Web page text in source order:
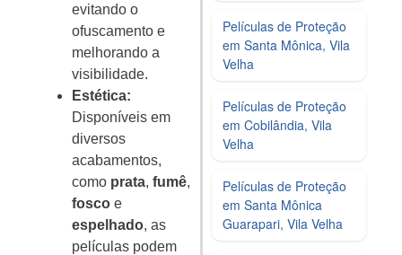
evitando o
ofuscamento e
melhorando a
visibilidade.
Estética:
Disponíveis em
diversos
acabamentos,
como prata, fumê,
fosco e
espelhado, as
películas podem
Películas de Proteção
em Santa Mônica, Vila
Velha
Películas de Proteção
em Cobilândia, Vila
Velha
Películas de Proteção
em Santa Mônica
Guarapari, Vila Velha